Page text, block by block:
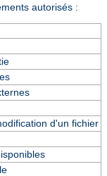
autorisés :
d'un fichier